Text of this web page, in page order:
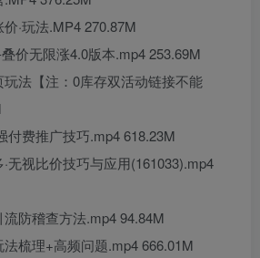
·玩法.MP4 270.87M
价无限涨4.0版本.mp4 253.69M
法【注：0库存双活动链接不能
付费推广技巧.mp4 618.23M
无视比价技巧与应用(161033).mp4
防稽查方法.mp4 94.84M
梳理+高频问题.mp4 666.01M